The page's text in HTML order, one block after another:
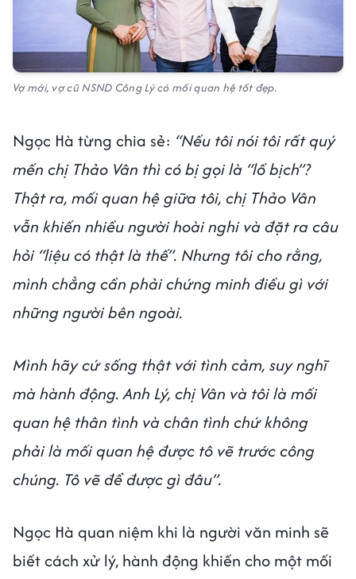
Vợ mới, vợ cũ NSND Công Lý có mối quan hệ tốt đẹp.
Ngọc Hà từng chia sẻ: “Nếu tôi nói tôi rất quý
mến chị Thảo Vân thì có bị gọi là “lố bịch”?
Thật ra, mối quan hệ giữa tôi, chị Thảo Vân
vẫn khiến nhiều người hoài nghi và đặt ra câu
hỏi “liệu có thật là thế”. Nhưng tôi cho rằng,
mình chẳng cần phải chứng minh điều gì với
những người bên ngoài.
Mình hãy cứ sống thật với tình cảm, suy nghĩ
mà hành động. Anh Lý, chị Vân và tôi là mối
quan hệ thân tình và chân tình chứ không
phải là mối quan hệ được tô vẽ trước công
chúng. Tô vẽ để được gì đâu”.
Ngọc Hà quan niệm khi là người văn minh sẽ
biết cách xử lý, hành động khiến cho một mối